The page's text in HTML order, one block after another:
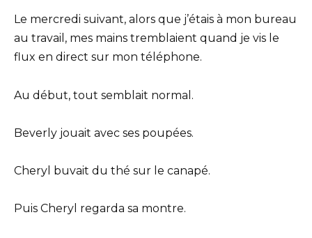
Le mercredi suivant, alors que j’étais à mon bureau
au travail, mes mains tremblaient quand je vis le
flux en direct sur mon téléphone.
Au début, tout semblait normal.
Beverly jouait avec ses poupées.
Cheryl buvait du thé sur le canapé.
Puis Cheryl regarda sa montre.